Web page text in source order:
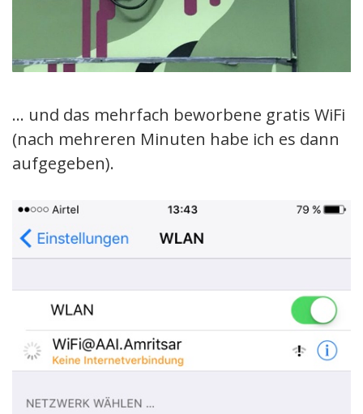
… und das mehrfach beworbene gratis WiFi
(nach mehreren Minuten habe ich es dann
aufgegeben).